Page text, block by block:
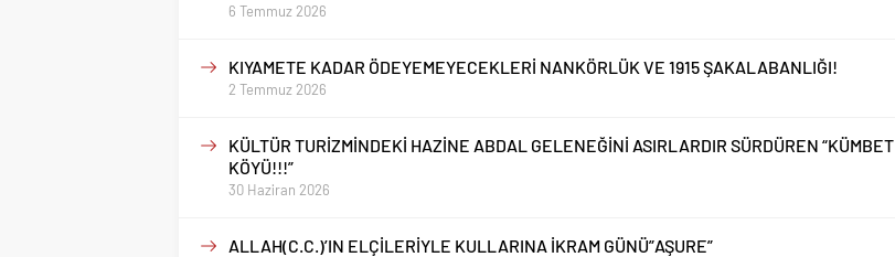
6 Temmuz 2026
KIYAMETE KADAR ÖDEYEMEYECEKLERİ NANKÖRLÜK VE 1915 ŞAKALABANLIĞI!
2 Temmuz 2026
KÜLTÜR TURİZMİNDEKİ HAZİNE ABDAL GELENEĞİNİ ASIRLARDIR SÜRDÜREN “KÜMBET
KÖYÜ!!!”
30 Haziran 2026
ALLAH(C.C.)’IN ELÇİLERİYLE KULLARINA İKRAM GÜNÜ”AŞURE”